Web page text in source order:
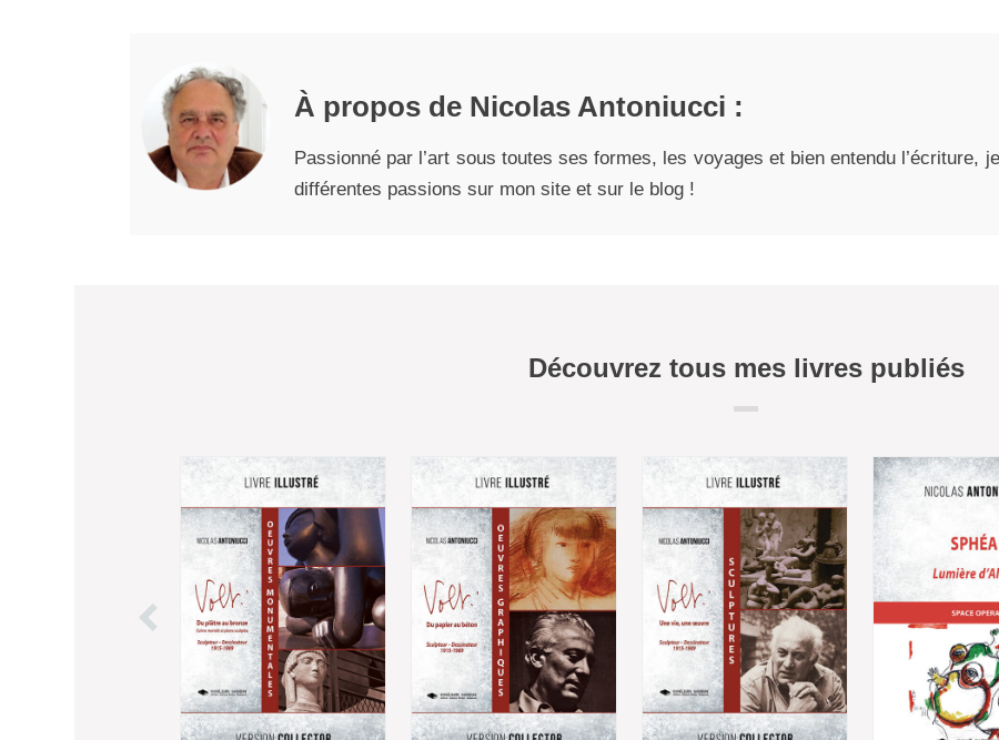
À propos de Nicolas Antoniucci :
Passionné par l’art sous toutes ses formes, les voyages et bien entendu l’écriture,
différentes passions sur mon site et sur le blog !
Découvrez tous mes livres publiés